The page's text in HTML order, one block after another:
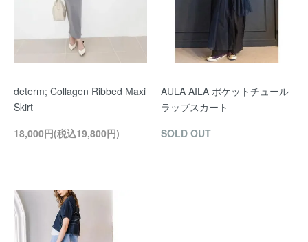
determ; Collagen Ribbed Maxi
Skirt
18,000円(税込19,800円)
AULA AILA ポケットチュール
ラップスカート
SOLD OUT